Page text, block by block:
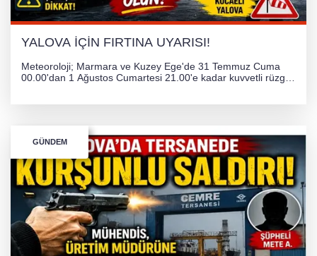
YALOVA İÇİN FIRTINA UYARISI!
Meteoroloji; Marmara ve Kuzey Ege'de 31 Temmuz Cuma
00.00'dan 1 Ağustos Cumartesi 21.00'e kadar kuvvetli rüzgar
GÜNDEM